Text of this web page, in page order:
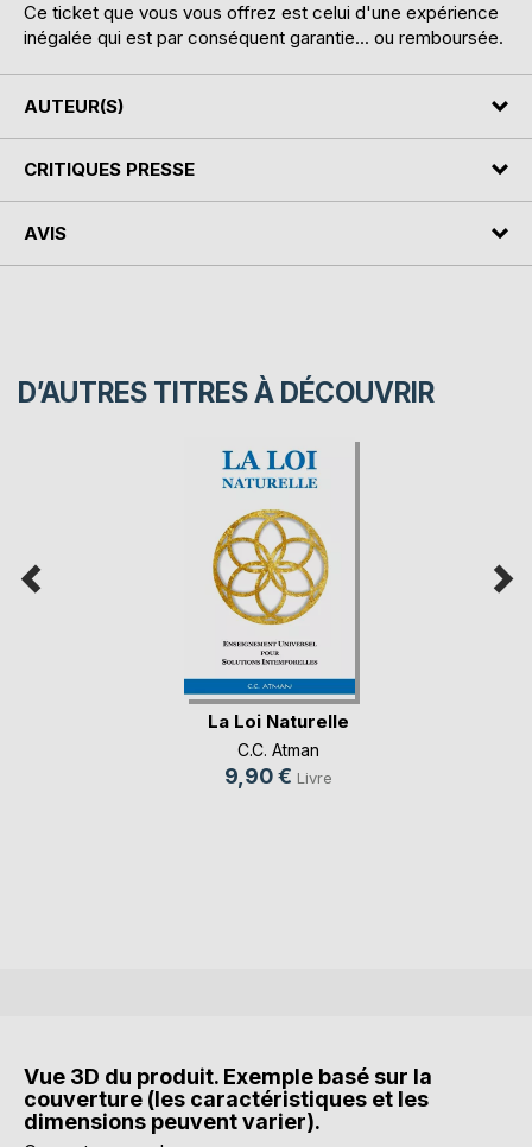
Ce ticket que vous vous offrez est celui d'une expérience
inégalée qui est par conséquent garantie... ou remboursée.
AUTEUR(S)
CRITIQUES PRESSE
AVIS
D’AUTRES TITRES À DÉCOUVRIR
La Loi Naturelle
C.C. Atman
9,90 € Livre
Vue 3D du produit. Exemple basé sur la
couverture (les caractéristiques et les
dimensions peuvent varier).